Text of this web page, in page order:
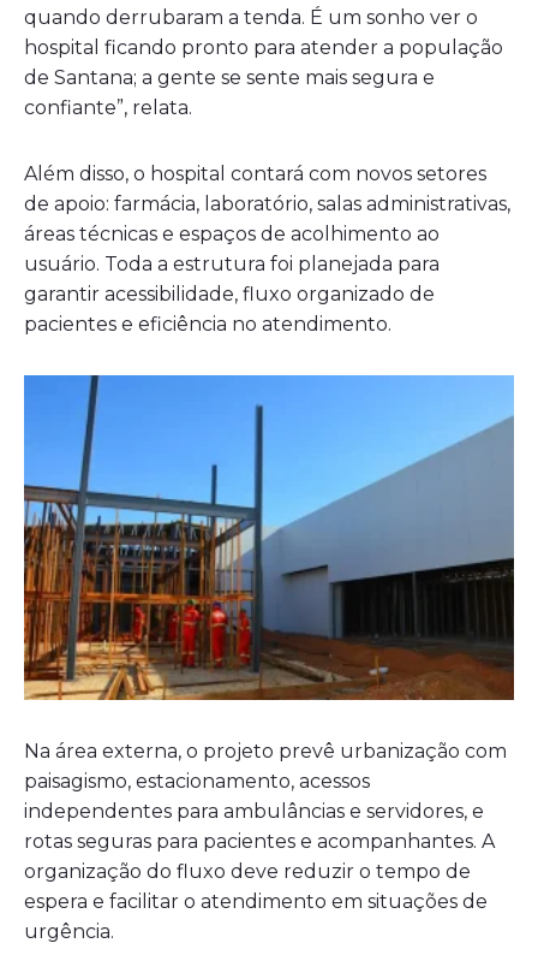
quando derrubaram a tenda. É um sonho ver o
hospital ficando pronto para atender a população
de Santana; a gente se sente mais segura e
confiante”, relata.
Além disso, o hospital contará com novos setores
de apoio: farmácia, laboratório, salas administrativas,
áreas técnicas e espaços de acolhimento ao
usuário. Toda a estrutura foi planejada para
garantir acessibilidade, fluxo organizado de
pacientes e eficiência no atendimento.
Na área externa, o projeto prevê urbanização com
paisagismo, estacionamento, acessos
independentes para ambulâncias e servidores, e
rotas seguras para pacientes e acompanhantes. A
organização do fluxo deve reduzir o tempo de
espera e facilitar o atendimento em situações de
urgência.